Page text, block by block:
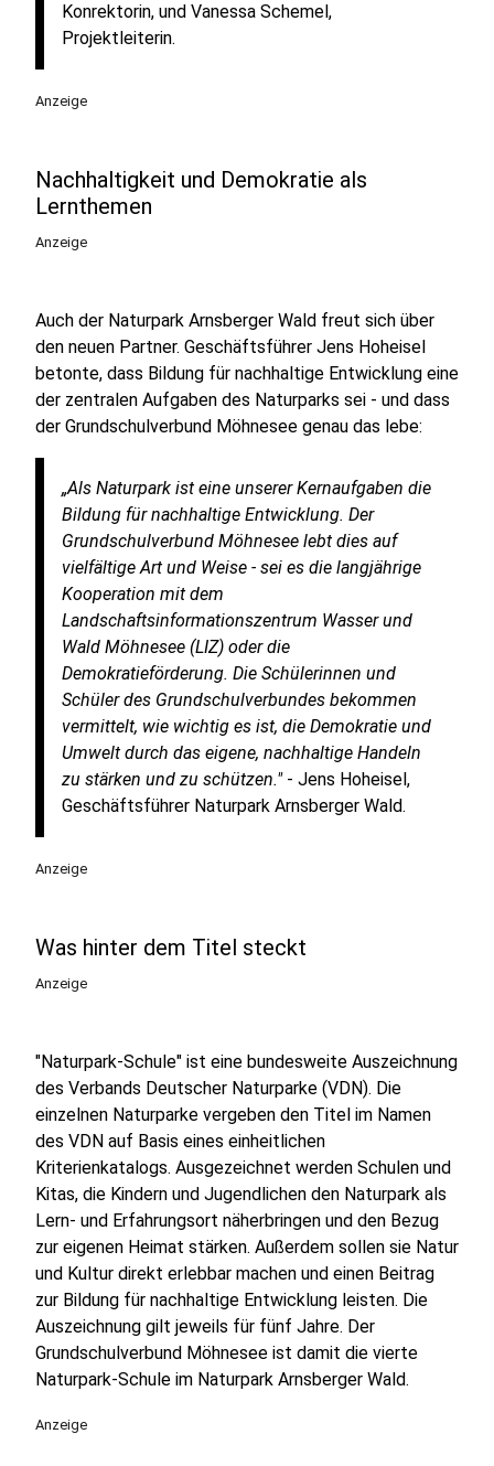
Konrektorin, und Vanessa Schemel,
Projektleiterin.
Anzeige
Nachhaltigkeit und Demokratie als
Lernthemen
Anzeige
Auch der Naturpark Arnsberger Wald freut sich über
den neuen Partner. Geschäftsführer Jens Hoheisel
betonte, dass Bildung für nachhaltige Entwicklung eine
der zentralen Aufgaben des Naturparks sei - und dass
der Grundschulverbund Möhnesee genau das lebe:
„Als Naturpark ist eine unserer Kernaufgaben die
Bildung für nachhaltige Entwicklung. Der
Grundschulverbund Möhnesee lebt dies auf
vielfältige Art und Weise - sei es die langjährige
Kooperation mit dem
Landschaftsinformationszentrum Wasser und
Wald Möhnesee (LIZ) oder die
Demokratieförderung. Die Schülerinnen und
Schüler des Grundschulverbundes bekommen
vermittelt, wie wichtig es ist, die Demokratie und
Umwelt durch das eigene, nachhaltige Handeln
zu stärken und zu schützen."- Jens Hoheisel,
Geschäftsführer Naturpark Arnsberger Wald.
Anzeige
Was hinter dem Titel steckt
Anzeige
"Naturpark-Schule" ist eine bundesweite Auszeichnung
des Verbands Deutscher Naturparke (VDN). Die
einzelnen Naturparke vergeben den Titel im Namen
des VDN auf Basis eines einheitlichen
Kriterienkatalogs. Ausgezeichnet werden Schulen und
Kitas, die Kindern und Jugendlichen den Naturpark als
Lern- und Erfahrungsort näherbringen und den Bezug
zur eigenen Heimat stärken. Außerdem sollen sie Natur
und Kultur direkt erlebbar machen und einen Beitrag
zur Bildung für nachhaltige Entwicklung leisten. Die
Auszeichnung gilt jeweils für fünf Jahre. Der
Grundschulverbund Möhnesee ist damit die vierte
Naturpark-Schule im Naturpark Arnsberger Wald.
Anzeige